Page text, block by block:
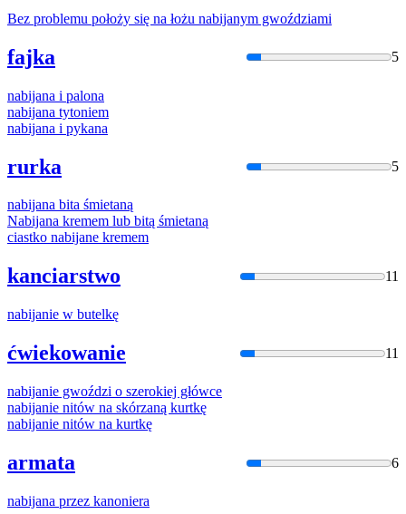
Bez problemu położy się na łożu nabijanym gwoździami
fajka 5
nabijana i palona
nabijana tytoniem
nabijana i pykana
rurka 5
nabijana bita śmietaną
Nabijana kremem lub bitą śmietaną
ciastko nabijane kremem
kanciarstwo 11
nabijanie w butelkę
ćwiekowanie 11
nabijanie gwoździ o szerokiej główce
nabijanie nitów na skórzaną kurtkę
nabijanie nitów na kurtkę
armata 6
nabijana przez kanoniera